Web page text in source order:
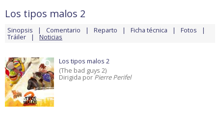
Los tipos malos 2
Sinopsis Comentario Reparto Ficha técnica Fotos
Tráiler Noticias
Los tipos malos 2
(The bad guys 2)
Dirigida porPierre Perifel